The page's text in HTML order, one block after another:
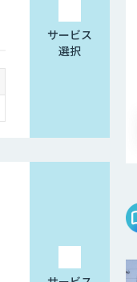
サービス
選択